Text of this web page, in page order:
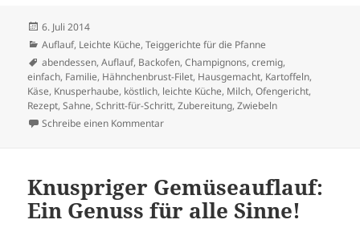
Veröffentlicht
am
6. Juli 2014
Kategorien
Auflauf, Leichte Küche,Teiggerichte für die Pfanne
Schlagwörter
abendessen,Auflauf, Backofen,Champignons,cremig,
einfach, Familie, Hähnchenbrust-Filet, Hausgemacht, Kartoffeln,
Käse, Knusperhaube, köstlich, leichte Küche, Milch,Ofengericht,
Rezept,Sahne,Schritt-für-Schritt,Zubereitung,Zwiebeln
Schreibe einen Kommentarzu Knuspriges Hähnchenbrust-Filet mit
Knuspriger Gemüseauflauf:
Ein Genuss für alle Sinne!